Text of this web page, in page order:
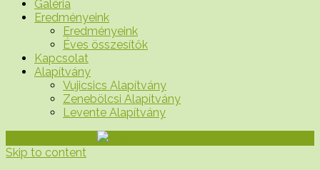
Galéria
Eredményeink
Eredményeink
Éves összesítők
Kapcsolat
Alapítvány
Vujicsics Alapítvány
Zenebölcsi Alapítvány
Levente Alapítvány
Skip to content